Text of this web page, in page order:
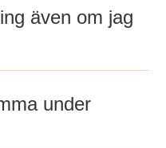
även om jag
under